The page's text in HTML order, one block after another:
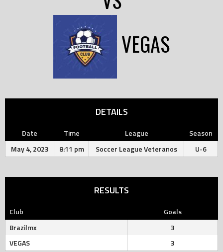
VEGAS
DETAILS
Date Time League
Season
May 4, 2023
8:11 pm Soccer League Veteranos U-6
RESULTS
Club
Goals
Brazilmx
3
VEGAS
3